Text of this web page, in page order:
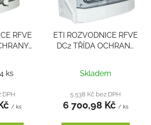
RFVE
ks
DPH
/ ks
ETI ROZVODNICE RFVE
DC2 TŘÍDA OCHRANY
Skladem
5 538 Kč bez DPH
6 700,98 Kč / ks